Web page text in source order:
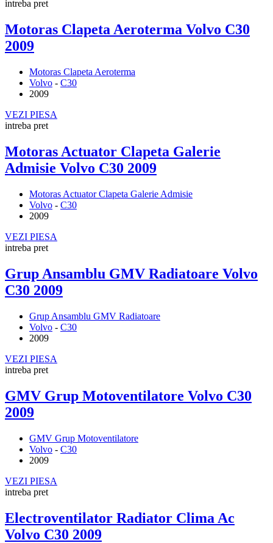
intreba pret
Motoras Clapeta Aeroterma Volvo C30
2009
Motoras Clapeta Aeroterma
Volvo - C30
2009
VEZI PIESA
intreba pret
Motoras Actuator Clapeta Galerie
Admisie Volvo C30 2009
Motoras Actuator Clapeta Galerie Admisie
Volvo - C30
2009
VEZI PIESA
intreba pret
Grup Ansamblu GMV Radiatoare Volvo
C30 2009
Grup Ansamblu GMV Radiatoare
Volvo - C30
2009
VEZI PIESA
intreba pret
GMV Grup Motoventilatore Volvo C30
2009
GMV Grup Motoventilatore
Volvo - C30
2009
VEZI PIESA
intreba pret
Electroventilator Radiator Clima Ac
Volvo C30 2009